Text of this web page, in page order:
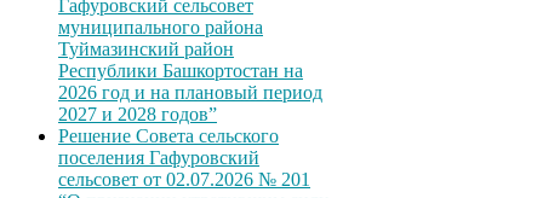
Гафуровский сельсовет
муниципального района
Туймазинский район
Республики Башкортостан на
2026 год и на плановый период
2027 и 2028 годов”
Решение Совета сельского
поселения Гафуровский
сельсовет от 02.07.2026 № 201